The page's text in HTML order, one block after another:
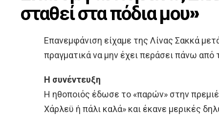
σταθεί στα πόδια μου»
Επανεμφάνιση είχαμε της Λίνας Σακκά
πραγματικά να μην έχει περάσει πάνω από
Η συνέντευξη
Η ηθοποιός έδωσε το «παρών» στην
Χάρλεϋ ή πάλι καλά» και έκανε μερικές